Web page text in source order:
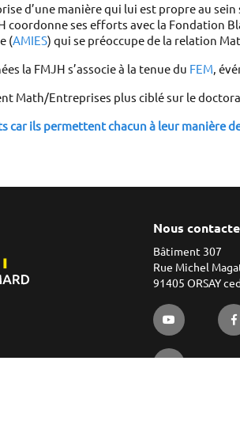
coordonne ses efforts avec la Fondation
(AMIES) qui se préoccupe de la relation
la FMJH s’associe à la tenue du FEM,
Math/Entreprises plus ciblé sur le
car ils permettent chacun à leur manière
Nous
Bâtiment 307
Rue Michel
91405 ORSAY